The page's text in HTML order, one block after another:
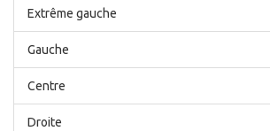
Extrême gauche
Gauche
Centre
Droite